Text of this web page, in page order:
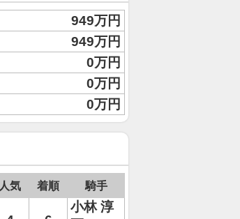
949万円
949万円
0万円
0万円
0万円
人気 着順 騎手
小林 淳